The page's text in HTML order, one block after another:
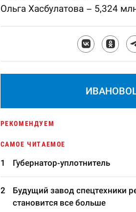
Ольга Хасбулатова – 5,324
РЕКОМЕНДУЕМ
САМОЕ ЧИТАЕМОЕ
Губернатор-уплотнитель
Будущий завод спецтехники
становится все больше